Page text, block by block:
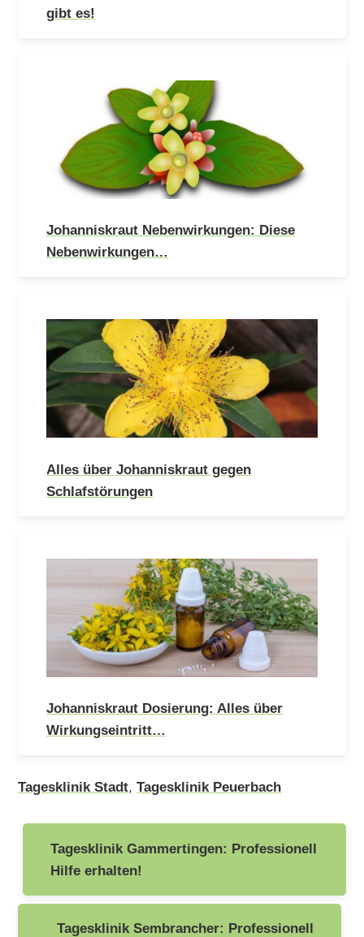
gibt es!
Johanniskraut Nebenwirkungen: Diese
Nebenwirkungen…
Alles über Johanniskraut gegen
Schlafstörungen
Johanniskraut Dosierung: Alles über
Wirkungseintritt…
Tagesklinik Stadt,Tagesklinik Peuerbach
Beitragsnavigation
Tagesklinik Gammertingen: Professionell
Hilfe erhalten!
Tagesklinik Sembrancher: Professionell